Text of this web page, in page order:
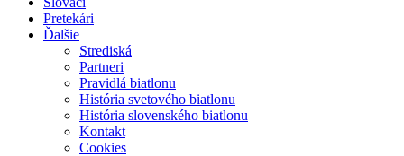
Pretekári
Ďalšie
Strediská
Partneri
Pravidlá biatlonu
História svetového biatlonu
História slovenského biatlonu
Kontakt
Cookies